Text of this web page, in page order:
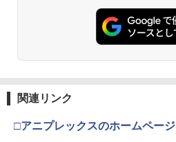
関連リンク
□アニプレックスのホームページ